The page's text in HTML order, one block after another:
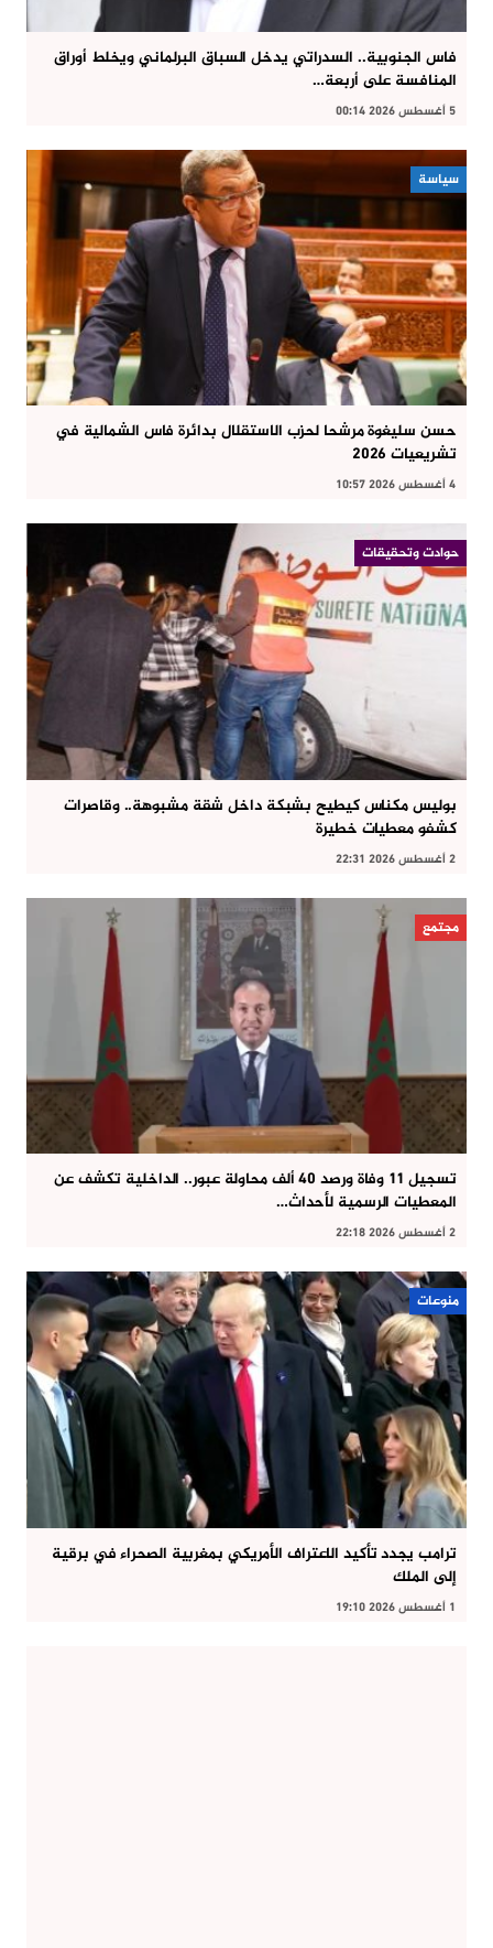
فاس الجنوبية.. السدراتي يدخل السباق البرلماني ويخلط أوراق
المنافسة على أربعة…
5 أغسطس 2026 00:14
سياسة
حسن سليغوة مرشحا لحزب الاستقلال بدائرة فاس الشمالية في
تشريعيات 2026
4 أغسطس 2026 10:57
حوادت وتحقيقات
بوليس مكناس كيطيح بشبكة داخل شقة مشبوهة.. وقاصرات
كشفو معطيات خطيرة
2 أغسطس 2026 22:31
مجتمع
تسجيل 11 وفاة ورصد 40 ألف محاولة عبور.. الداخلية تكشف عن
المعطيات الرسمية لأحداث…
2 أغسطس 2026 22:18
منوعات
ترامب يجدد تأكيد الاعتراف الأمريكي بمغربية الصحراء في برقية
إلى الملك
1 أغسطس 2026 19:10